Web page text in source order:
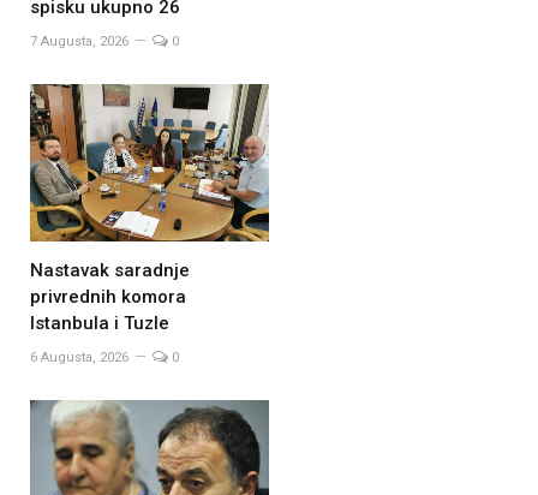
spisku ukupno 26
7 Augusta, 2026 0
Nastavak saradnje
privrednih komora
Istanbula i Tuzle
6 Augusta, 2026 0